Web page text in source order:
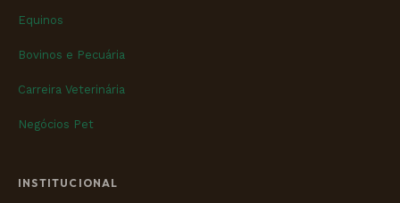
Equinos
Bovinos e Pecuária
Carreira Veterinária
Negócios Pet
INSTITUCIONAL